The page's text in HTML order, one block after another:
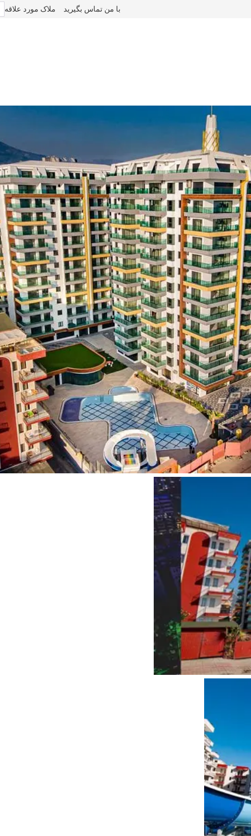
با من تماس بگیرید ملاک مورد علاقه